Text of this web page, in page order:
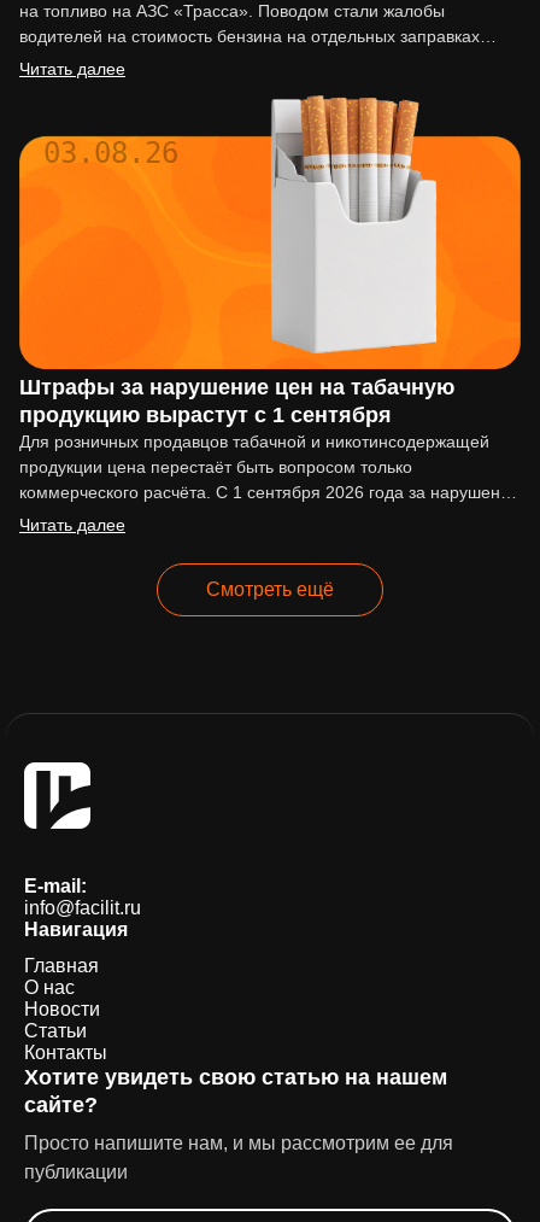
на топливо на АЗС «Трасса». Поводом стали жалобы
водителей на стоимость бензина на отдельных заправках
сети. По сообщениям…
Читать далее
03.08.26
Штрафы за нарушение цен на табачную
продукцию вырастут с 1 сентября
Для розничных продавцов табачной и никотинсодержащей
продукции цена перестаёт быть вопросом только
коммерческого расчёта. С 1 сентября 2026 года за нарушение
ценовых ограничений начнут…
Читать далее
Смотреть ещё
E-mail:
info@facilit.ru
Навигация
Главная
О нас
Новости
Статьи
Контакты
Хотите увидеть свою статью на нашем
сайте?
Просто напишите нам, и мы рассмотрим ее для
публикации